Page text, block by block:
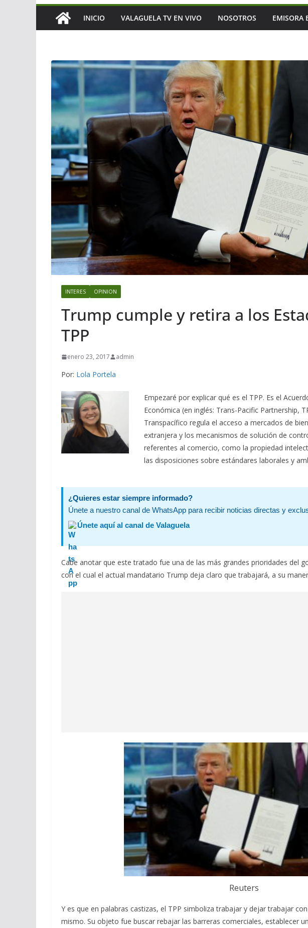
INICIO VALAGUELA TV EN VIVO NOSOTROS EMISORA
INTERES OPINION
Trump cumple y retira a los
TPP
enero 23, 2017 admin
Por: Lola Portela
Empezaré por explicar qué es el TPP. Es el
Económica (en inglés: Trans-Pacific Partnership,
Transpacífico regula el acceso a mercados de
extranjera y los mecanismos de solución de
referentes al comercio, como la propiedad
las disposiciones sobre estándares laborales y
¿Quieres estar siempre informado?
Únete a nuestro canal de WhatsApp para recibir noticias directas y
Únete aquí al canal de Valaguela
Cabe anotar que este tratado fue una de las más grandes prioridades del
con el cual el actual mandatario Trump deja claro que trabajará, a su
Reuters
Y es que en palabras castizas, el TPP simboliza trabajar y dejar trabajar
mismo. Su objeto fue buscar rebajar las barreras comerciales, establecer